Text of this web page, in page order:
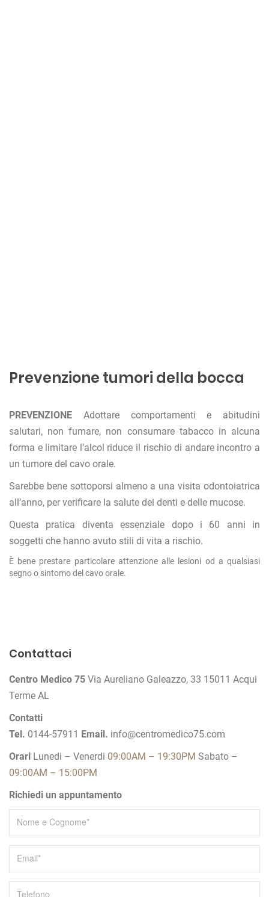
Prevenzione tumori della bocca
PREVENZIONE Adottare comportamenti e abitudini
salutari, non fumare, non consumare tabacco in alcuna
forma e limitare l’alcol riduce il rischio di andare incontro a
un tumore del cavo orale.
Sarebbe bene sottoporsi almeno a una visita odontoiatrica
all’anno, per verificare la salute dei denti e delle mucose.
Questa pratica diventa essenziale dopo i 60 anni in
soggetti che hanno avuto stili di vita a rischio.
È bene prestare particolare attenzione alle lesioni od a qualsiasi
segno o sintomo del cavo orale.
v
g
a
z
i
o
n
e
a
r
t
i
c
Contattaci
Centro Medico 75 Via Aureliano Galeazzo, 33 15011 Acqui
Terme AL
Contatti
Tel. 0144-57911 Email. info@centromedico75.com
Orari Lunedi – Venerdi 09:00AM – 19:30PM Sabato –
09:00AM – 15:00PM
Richiedi un appuntamento